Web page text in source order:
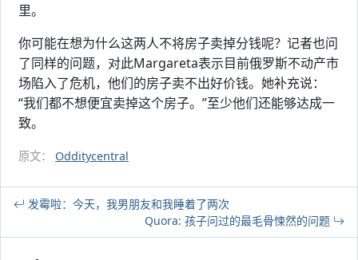
里。
你可能在想为什么这两人不将房子卖掉分钱呢？记者也问
了同样的问题，对此Margareta表示目前俄罗斯不动产市
场陷入了危机，他们的房子卖不出好价钱。她补充说：
“我们都不想便宜卖掉这个房子。”至少他们还能够达成一
致。
原文： Odditycentral
发霉啦：今天，我男朋友和我睡着了两次
Quora: 孩子问过的最毛骨悚然的问题